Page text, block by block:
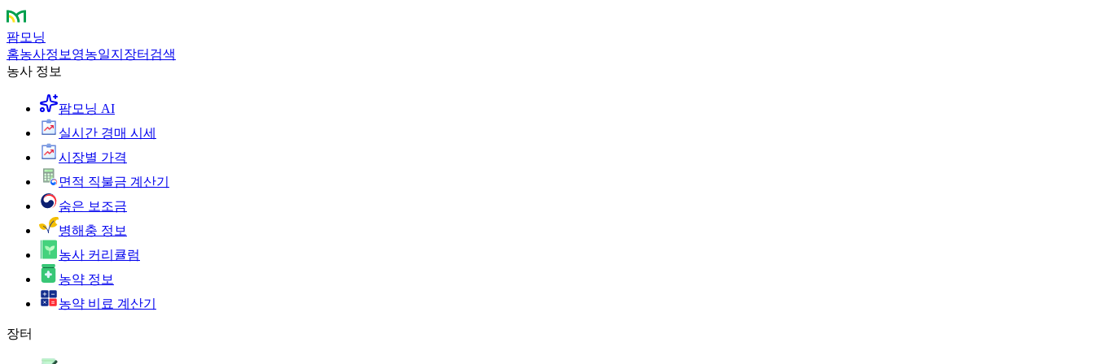
팜모닝
홈농사정보 영농일지 장터 검색
농사 정보
팜모닝 AI
실시간 경매 시세
시장별 가격
면적 직불금 계산기
숨은 보조금
병해충 정보
농사 커리큘럼
농약 정보
농약 비료 계산기
장터